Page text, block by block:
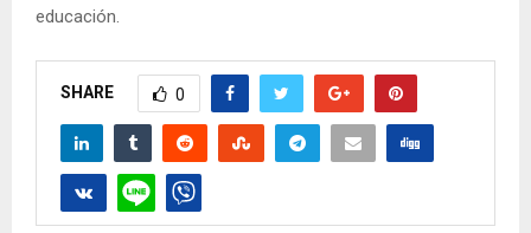
educación.
SHARE 0